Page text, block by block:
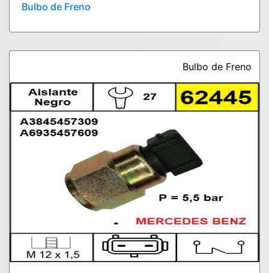
Bulbo de Freno
Bulbo de Freno